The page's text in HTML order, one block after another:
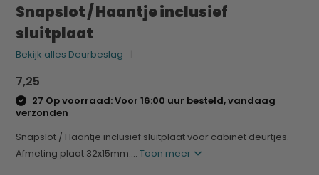
Snapslot / Haantje inclusief
sluitplaat
Bekijk alles Deurbeslag
7,25
27 Op voorraad: Voor 16:00 uur besteld, vandaag
verzonden
Snapslot / Haantje inclusief sluitplaat voor cabinet deurtjes.
Afmeting plaat 32x15mm....Toon meer